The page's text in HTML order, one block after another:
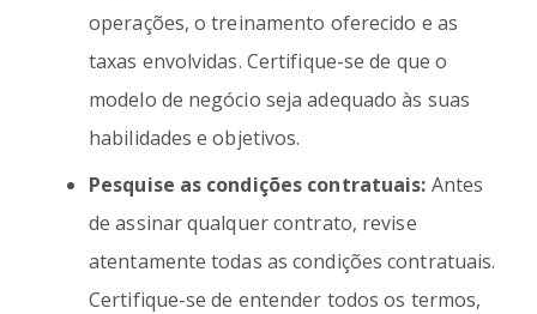
operações, o treinamento oferecido e as
taxas envolvidas. Certifique-se de que o
modelo de negócio seja adequado às suas
habilidades e objetivos.
Pesquise as condições contratuais: Antes
de assinar qualquer contrato, revise
atentamente todas as condições contratuais.
Certifique-se de entender todos os termos,